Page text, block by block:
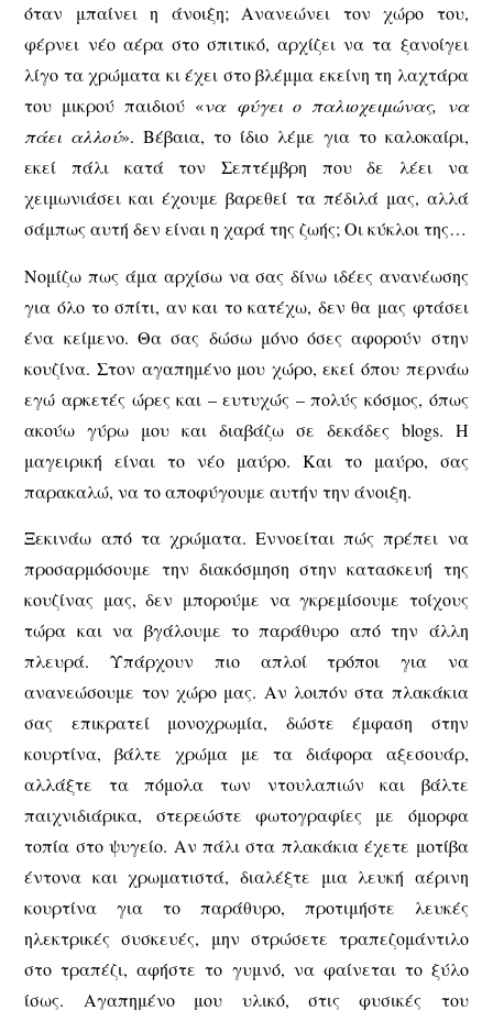
όταν μπαίνει η άνοιξη; Ανανεώνει τον χώρο του,
φέρνει νέο αέρα στο σπιτικό, αρχίζει να τα ξανοίγει
λίγο τα χρώματα κι έχει στο βλέμμα εκείνη τη λαχτάρα
του μικρού παιδιού «να φύγει ο παλιοχειμώνας, να
πάει αλλού». Βέβαια, το ίδιο λέμε για το καλοκαίρι,
εκεί πάλι κατά τον Σεπτέμβρη που δε λέει να
χειμωνιάσει και έχουμε βαρεθεί τα πέδιλά μας, αλλά
σάμπως αυτή δεν είναι η χαρά της ζωής; Οι κύκλοι της…
Νομίζω πως άμα αρχίσω να σας δίνω ιδέες ανανέωσης
για όλο το σπίτι, αν και το κατέχω, δεν θα μας φτάσει
ένα κείμενο. Θα σας δώσω μόνο όσες αφορούν στην
κουζίνα. Στον αγαπημένο μου χώρο, εκεί όπου περνάω
εγώ αρκετές ώρες και – ευτυχώς – πολύς κόσμος, όπως
ακούω γύρω μου και διαβάζω σε δεκάδες blogs. Η
μαγειρική είναι το νέο μαύρο. Και το μαύρο, σας
παρακαλώ, να το αποφύγουμε αυτήν την άνοιξη.
Ξεκινάω από τα χρώματα. Εννοείται πώς πρέπει να
προσαρμόσουμε την διακόσμηση στην κατασκευή της
κουζίνας μας, δεν μπορούμε να γκρεμίσουμε τοίχους
τώρα και να βγάλουμε το παράθυρο από την άλλη
πλευρά. Υπάρχουν πιο απλοί τρόποι για να
ανανεώσουμε τον χώρο μας. Αν λοιπόν στα πλακάκια
σας επικρατεί μονοχρωμία, δώστε έμφαση στην
κουρτίνα, βάλτε χρώμα με τα διάφορα αξεσουάρ,
αλλάξτε τα πόμολα των ντουλαπιών και βάλτε
παιχνιδιάρικα, στερεώστε φωτογραφίες με όμορφα
τοπία στο ψυγείο. Αν πάλι στα πλακάκια έχετε μοτίβα
έντονα και χρωματιστά, διαλέξτε μια λευκή αέρινη
κουρτίνα για το παράθυρο, προτιμήστε λευκές
ηλεκτρικές συσκευές, μην στρώσετε τραπεζομάντιλο
στο τραπέζι, αφήστε το γυμνό, να φαίνεται το ξύλο
ίσως. Αγαπημένο μου υλικό, στις φυσικές του